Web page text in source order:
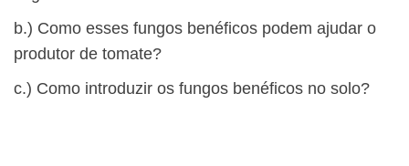
​b.) Como esses fungos benéficos podem ajudar o
produtor de tomate?
​c.) Como introduzir os fungos benéficos no solo?